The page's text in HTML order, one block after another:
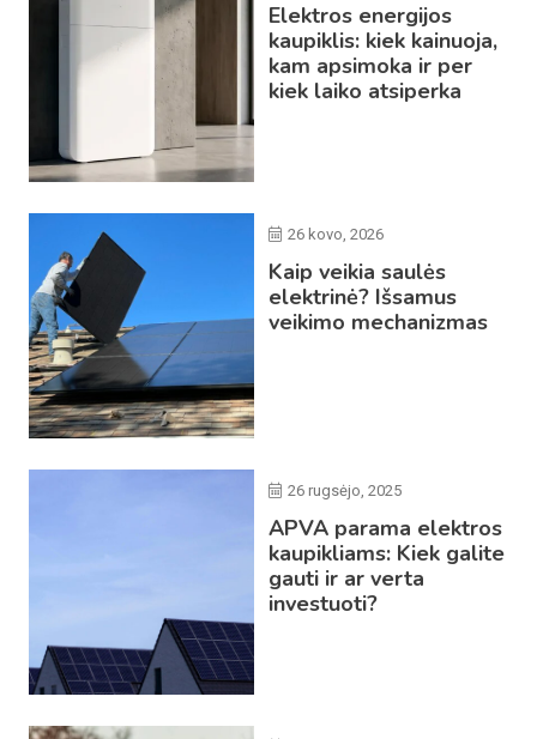
Elektros energijos
kaupiklis: kiek kainuoja,
kam apsimoka ir per
kiek laiko atsiperka
26 kovo, 2026
Kaip veikia saulės
elektrinė? Išsamus
veikimo mechanizmas
26 rugsėjo, 2025
APVA parama elektros
kaupikliams: Kiek galite
gauti ir ar verta
investuoti?